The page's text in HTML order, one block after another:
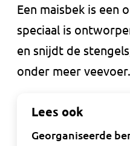
Een maisbek is een
speciaal is
en snijdt de
onder meer veevoer.
Lees ook
Georganiseerde